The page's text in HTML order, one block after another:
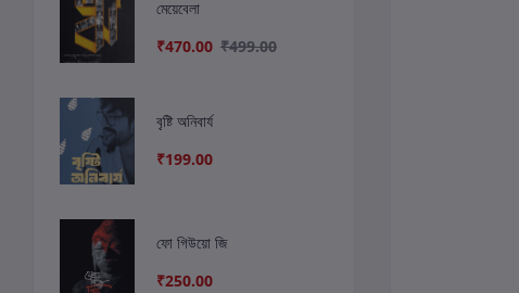
মেয়েবেলা
₹470.00 ₹499.00
বৃষ্টি অনিবার্য
₹199.00
ফো গিউয়ো জি
₹250.00